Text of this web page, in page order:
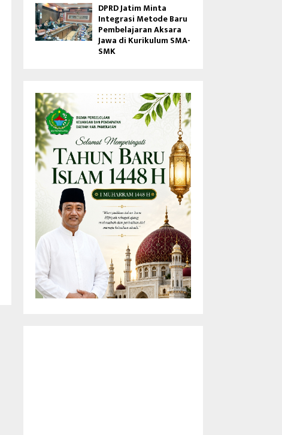
DPRD Jatim Minta
Integrasi Metode Baru
Pembelajaran Aksara
Jawa di Kurikulum SMA-
SMK